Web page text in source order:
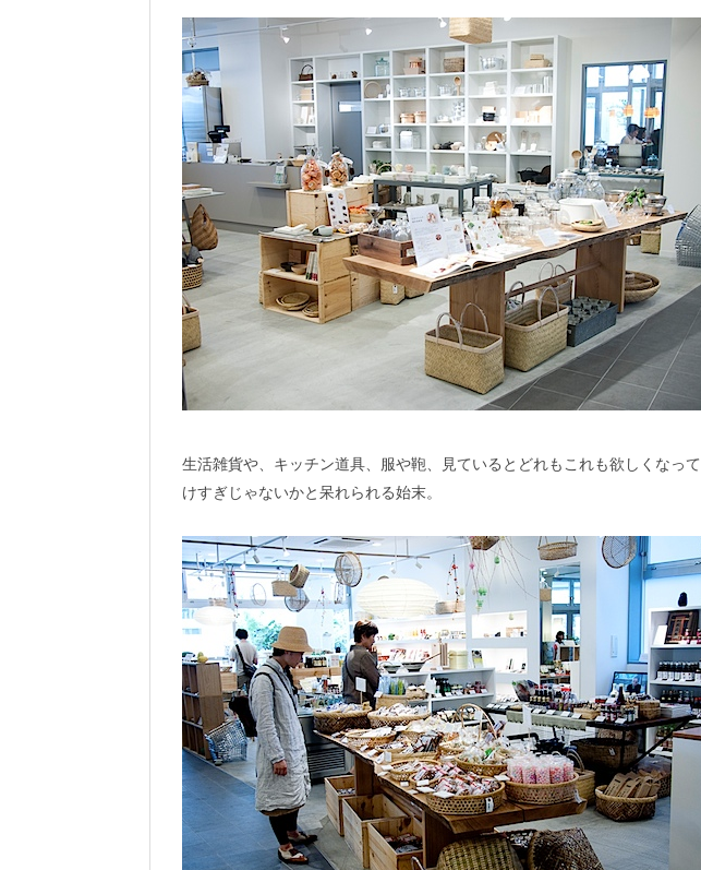
生活雑貨や、キッチン道具、服や鞄、見ているとどれもこれも欲しくなっ
けすぎじゃないかと呆れられる始末。